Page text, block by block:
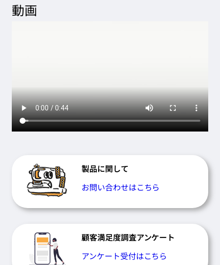
動画
製品に関して
お問い合わせはこちら
顧客満足度調査アンケート
アンケート受付はこちら